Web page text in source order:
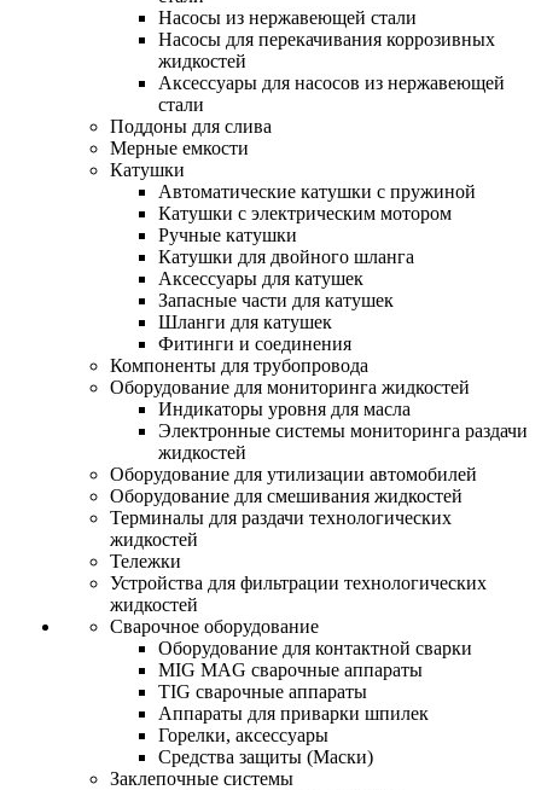
Насосы из нержавеющей стали
Насосы для перекачивания коррозивных
жидкостей
Аксессуары для насосов из нержавеющей
стали
Поддоны для слива
Мерные емкости
Катушки
Автоматические катушки с пружиной
Катушки с электрическим мотором
Ручные катушки
Катушки для двойного шланга
Аксессуары для катушек
Запасные части для катушек
Шланги для катушек
Фитинги и соединения
Компоненты для трубопровода
Оборудование для мониторинга жидкостей
Индикаторы уровня для масла
Электронные системы мониторинга раздачи
жидкостей
Оборудование для утилизации автомобилей
Оборудование для смешивания жидкостей
Терминалы для раздачи технологических
жидкостей
Тележки
Устройства для фильтрации технологических
жидкостей
Сварочное оборудование
Оборудование для контактной сварки
MIG MAG сварочные аппараты
TIG сварочные аппараты
Аппараты для приварки шпилек
Горелки, аксессуары
Средства защиты (Маски)
Заклепочные системы